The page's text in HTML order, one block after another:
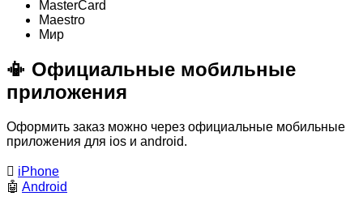
MasterСard
Maestro
Мир
📳 Официальные мобильные
приложения
Оформить заказ можно через официальные мобильные
приложения для ios и android.
 iPhone
🤖 Android